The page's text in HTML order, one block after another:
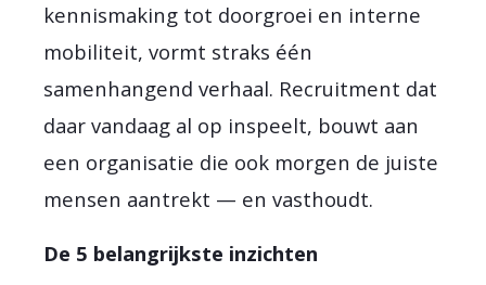
kennismaking tot doorgroei en interne
mobiliteit, vormt straks één
samenhangend verhaal. Recruitment dat
daar vandaag al op inspeelt, bouwt aan
een organisatie die ook morgen de juiste
mensen aantrekt — en vasthoudt.
De 5 belangrijkste inzichten